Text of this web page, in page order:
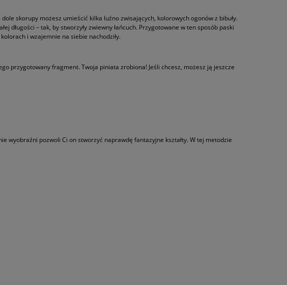
skorupy możesz umieścić kilka luźno zwisających, kolorowych ogonów z bibuły.
długości – tak, by stworzyły zwiewny łańcuch. Przygotowane w ten sposób paski
i wzajemnie na siebie nachodziły.
przygotowany fragment. Twoja piniata zrobiona! Jeśli chcesz, możesz ją jeszcze
wyobraźni pozwoli Ci on stworzyć naprawdę fantazyjne kształty. W tej metodzie